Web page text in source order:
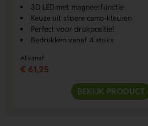
3D LED met magneetfunctie
Keuze uit stoere camo-kleuren
Perfect voor drukpositie!
Bedrukken vanaf 4 stuks
Al vanaf
€ 61,25
BEKIJK PRODUCT